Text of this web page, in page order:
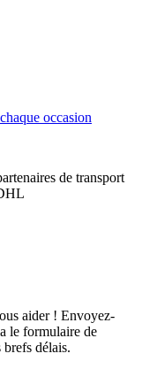
occasion
de transport
aider ! Envoyez-
le formulaire de
délais.